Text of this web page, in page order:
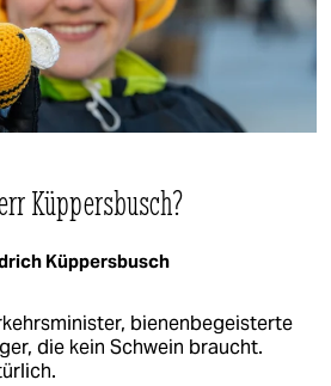
Küppersbusch?
Küppersbusch
bienenbegeisterte
die kein Schwein braucht.